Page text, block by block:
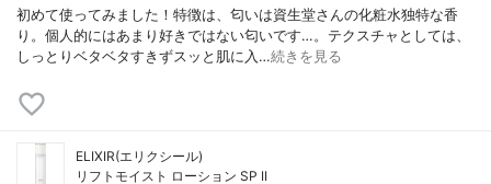
初めて使ってみました！特徴は、匂いは資生堂さんの化粧水独特な香
り。個人的にはあまり好きではない匂いです…。テクスチャとしては、
しっとりベタベタすきずスッと肌に入…続きを見る
ELIXIR(エリクシール)
リフトモイスト ローション SP II